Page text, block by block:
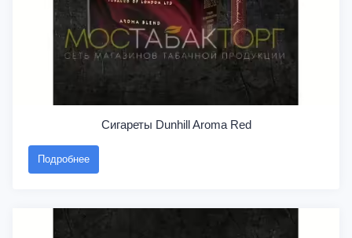
Сигареты Dunhill Aroma Red
Подробнее